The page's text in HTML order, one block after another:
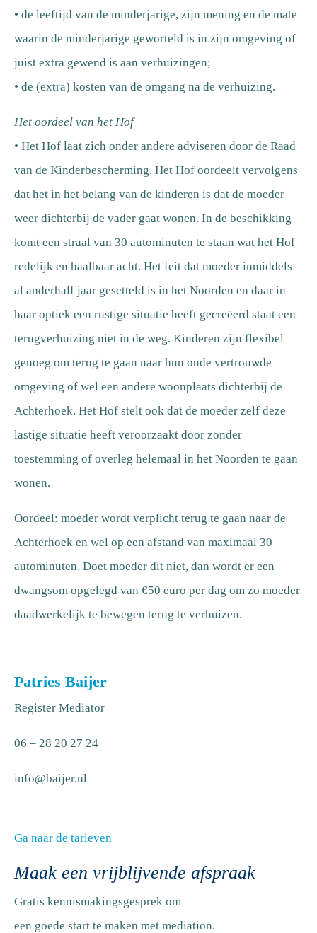
• de leeftijd van de minderjarige, zijn mening en de mate
waarin de minderjarige geworteld is in zijn omgeving of
juist extra gewend is aan verhuizingen;
• de (extra) kosten van de omgang na de verhuizing.
Het oordeel van het Hof
• Het Hof laat zich onder andere adviseren door de Raad
van de Kinderbescherming. Het Hof oordeelt vervolgens
dat het in het belang van de kinderen is dat de moeder
weer dichterbij de vader gaat wonen. In de beschikking
komt een straal van 30 autominuten te staan wat het Hof
redelijk en haalbaar acht. Het feit dat moeder inmiddels
al anderhalf jaar gesetteld is in het Noorden en daar in
haar optiek een rustige situatie heeft gecreëerd staat een
terugverhuizing niet in de weg. Kinderen zijn flexibel
genoeg om terug te gaan naar hun oude vertrouwde
omgeving of wel een andere woonplaats dichterbij de
Achterhoek. Het Hof stelt ook dat de moeder zelf deze
lastige situatie heeft veroorzaakt door zonder
toestemming of overleg helemaal in het Noorden te gaan
wonen.
Oordeel: moeder wordt verplicht terug te gaan naar de
Achterhoek en wel op een afstand van maximaal 30
autominuten. Doet moeder dit niet, dan wordt er een
dwangsom opgelegd van €50 euro per dag om zo moeder
daadwerkelijk te bewegen terug te verhuizen.
Patries Baijer
Register Mediator
06 – 28 20 27 24
info@baijer.nl
Ga naar de tarieven
Maak een vrijblijvende afspraak
Gratis kennismakingsgesprek om
een goede start te maken met mediation.